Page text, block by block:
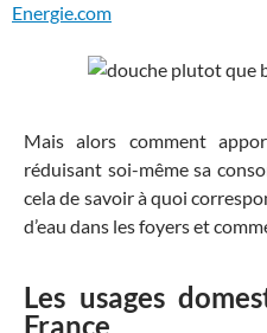
Energie.com
Mais alors comment
réduisant soi-même sa
cela de savoir à quoi
d’eau dans les foyers et
Les usages
France